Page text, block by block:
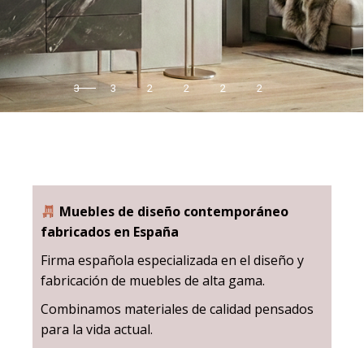
3 3 2 2 2 2
Muebles de diseño contemporáneo
fabricados en España
Firma española especializada en el diseño y
fabricación de muebles de alta gama.
Combinamos materiales de calidad pensados
para la vida actual.